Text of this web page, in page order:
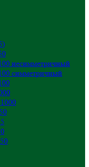
несимметричный
симметричный